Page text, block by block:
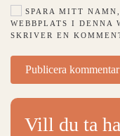
SPARA MITT
WEBBPLATS I DENNA
SKRIVER EN
Publicera kommentar
Vill du ta